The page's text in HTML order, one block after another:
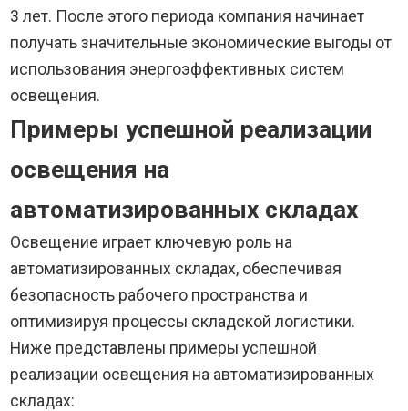
3 лет. После этого периода компания начинает
получать значительные экономические выгоды от
использования энергоэффективных систем
освещения.
Примеры успешной реализации
освещения на
автоматизированных складах
Освещение играет ключевую роль на
автоматизированных складах, обеспечивая
безопасность рабочего пространства и
оптимизируя процессы складской логистики.
Ниже представлены примеры успешной
реализации освещения на автоматизированных
складах: